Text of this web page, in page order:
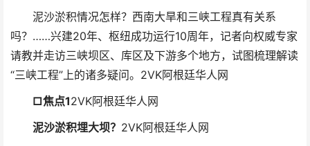
泥沙淤积情况怎样？西南大旱和三峡工程真有关系
吗？……兴建20年、枢纽成功运行10周年，记者向权威专家
请教并走访三峡坝区、库区及下游多个地方，试图梳理解读
“三峡工程”上的诸多疑问。 2VK阿根廷华人网
□焦点12VK阿根廷华人网
泥沙淤积埋大坝？ 2VK阿根廷华人网